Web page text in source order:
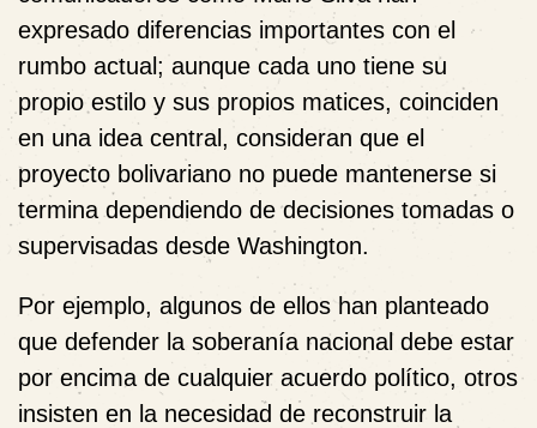
expresado diferencias importantes con el
rumbo actual; aunque cada uno tiene su
propio estilo y sus propios matices, coinciden
en una idea central, consideran que el
proyecto bolivariano no puede mantenerse si
termina dependiendo de decisiones tomadas o
supervisadas desde Washington.
Por ejemplo, algunos de ellos han planteado
que defender la soberanía nacional debe estar
por encima de cualquier acuerdo político, otros
insisten en la necesidad de reconstruir la